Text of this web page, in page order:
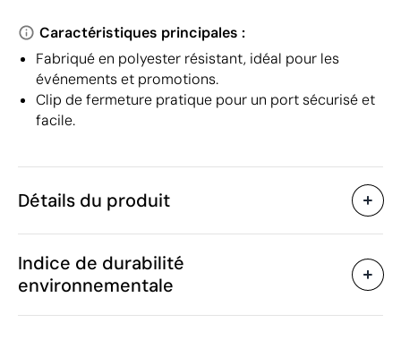
Caractéristiques principales :
Fabriqué en polyester résistant, idéal pour les
événements et promotions.
Clip de fermeture pratique pour un port sécurisé et
facile.
Détails du produit
Caractéristiques
Code du produit
Quantité minimum
Taille
30 x 0.5 cm
Indice de durabilité
environnementale